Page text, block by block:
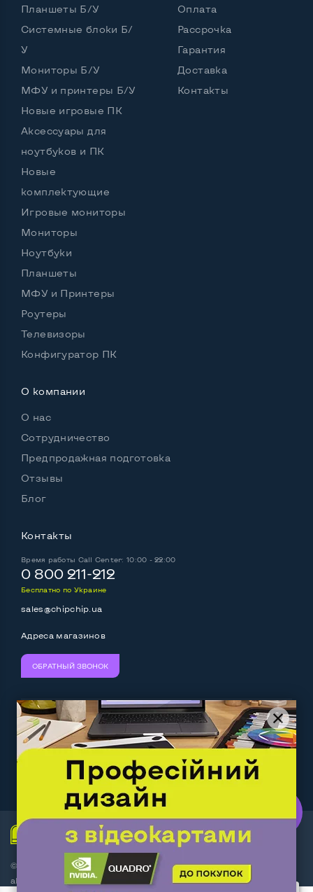
Планшеты Б/У
Системные блоки Б/
У
Мониторы Б/У
МФУ и принтеры Б/У
Новые игровые ПК
Аксессуары для
ноутбуков и ПК
Новые
комплектующие
Игровые мониторы
Мониторы
Ноутбуки
Планшеты
МФУ и Принтеры
Роутеры
Телевизоры
Конфигуратор ПК
Оплата
Рассрочка
Гарантия
Доставка
Контакты
О компании
О нас
Сотрудничество
Предпродажная подготовка
Отзывы
Блог
Контакты
Время работы Call Center: 10:00 - 22:00
0 800 211-212
Бесплатно по Украине
sales@chipchip.ua
Адреса магазинов
ОБРАТНЫЙ ЗВОНОК
Мы принимаем: Следите за нами:
Work.ua— самий кльовий
наш партнер
© Интернет-магазин ChipChip - компьютерная техника и
аксессуары 2014-2026